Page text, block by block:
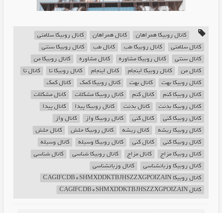
کانال روبیکا همراهان کانال همراهان
کانال روبیکا سلامتی
کانال سلامتی
کانال روبیکا طب کانال طب
کانال روبیکا سنتی
کانال سنتی
کانال روبیکا مشاوره کانال مشاوره
کانال روبیکا من
کانال من
کانال روبیکا اینجام کانال اینجام کانال روبیکا تا
کانال تا
کانال روبیکا بهت
کانال بهت کانال روبیکا کمک
کانال کمک
کانال روبیکا کنم
کانال کنم کانال روبیکا مشکلات
کانال مشکلات
کانال روبیکا بدنت
کانال بدنت کانال روبیکا پیدا
کانال پیدا
کانال روبیکا کنی
کانال کنی کانال روبیکا واز
کانال واز
کانال روبیکا ریشه
کانال ریشه کانال روبیکا حلش
کانال حلش
کانال روبیکا کنی
کانال کنی کانال روبیکا وسیله
کانال وسیله
کانال روبیکا مزاج
کانال مزاج کانال روبیکا شناسی
کانال شناسی
کانال روبیکا وزبانشناسی
کانال وزبانشناسی
کانال روبیکا CAGIFCDB0SHMXDDKTBJHSZZXGPOIZAIN
کانال CAGIFCDB0SHMXDDKTBJHSZZXGPOIZAIN